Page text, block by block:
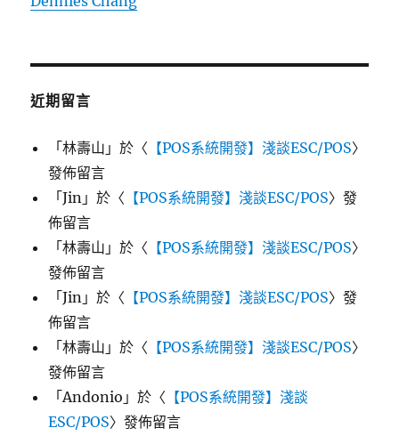
近期留言
「林壽山 」於〈 【POS系統開發】淺談ESC/POS〉
發佈留言
「Jin 」於〈 【POS系統開發】淺談ESC/POS〉發
佈留言
「林壽山 」於〈 【POS系統開發】淺談ESC/POS〉
發佈留言
「Jin 」於〈 【POS系統開發】淺談ESC/POS〉發
佈留言
「林壽山 」於〈 【POS系統開發】淺談ESC/POS〉
發佈留言
「Andonio 」於〈 【POS系統開發】淺談
ESC/POS〉發佈留言